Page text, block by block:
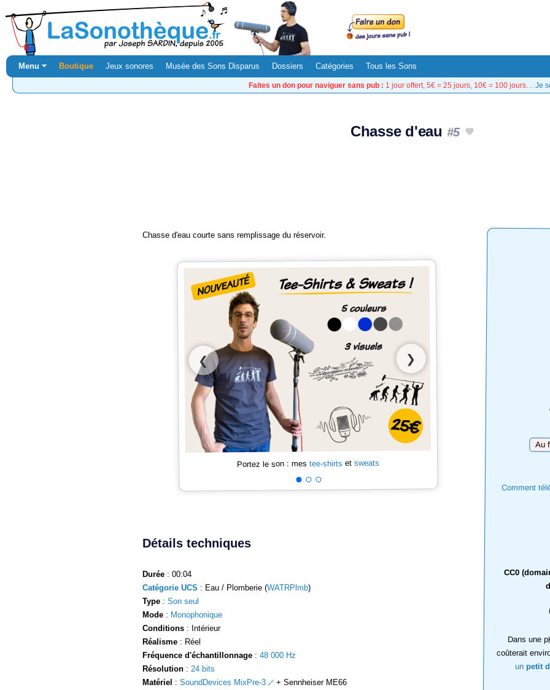
Menu ⏷ Boutique Jeux sonores Musée des Sons Disparus Dossiers Catégories Tous les Sons
Faites un don pour naviguer sans pub : 1 jour offert, 5€ = 25 jours, 10€ = 100 jours… Je
Chasse d'eau #5
Comment
CC0
Dans une
coûterait
un petit
Chasse d'eau courte sans remplissage du réservoir.
❮ ❯
Portez le son : mestee-shirts etsweats
Détails techniques
Durée : 00:04
Catégorie UCS : Eau / Plomberie (WATRPlmb)
Type : Son seul
Mode : Monophonique
Conditions : Intérieur
Réalisme : Réel
Fréquence d'échantillonnage : 48 000 Hz
Résolution : 24 bits
Matériel : SoundDevices MixPre-3
+ Sennheiser ME66